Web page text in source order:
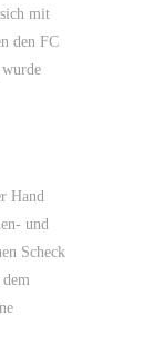
mit
den FC
Hand
und
Scheck